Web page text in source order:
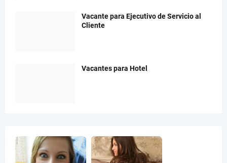
Vacante para Ejecutivo de Servicio al
Cliente
Vacantes para Hotel